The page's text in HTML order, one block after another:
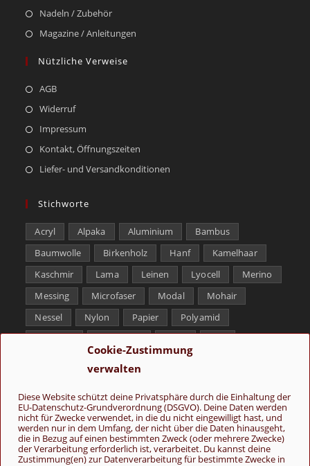
Cookie-Zustimmung
verwalten
Diese Website schützt deine Privatsphäre durch die Einhaltung der
EU-Datenschutz-Grundverordnung (DSGVO). Deine Daten werden
nicht für Zwecke verwendet, in die du nicht eingewilligt hast, und
werden nur in dem Umfang, der nicht über die Daten hinausgeht,
die in Bezug auf einen bestimmten Zweck (oder mehrere Zwecke)
der Verarbeitung erforderlich ist, verarbeitet. Du kannst deine
Zustimmung(en) zur Datenverarbeitung für bestimmte Zwecke in
Nadeln / Zubehör
Magazine / Anleitungen
Nützliche Verweise
AGB
Widerruf
Impressum
Kontakt, Öffnungszeiten
Liefer- und Versandkonditionen
Stichworte
Acryl Alpaka Aluminium
Bambus
Baumwolle
Birkenholz Hanf
Kamelhaar
Kaschmir
Lama Leinen Lyocell
Merino
Messing
Microfaser Modal
Mohair
Nessel
Nylon Papier
Polyamid
Folge uns